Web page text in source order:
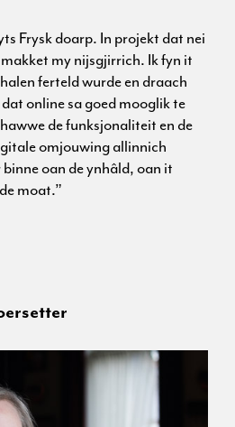
Frysk doarp. In projekt dat nei
my nijsgjirrich. Ik fyn it
ferteld wurde en draach
online sa goed mooglik te
de funksjonaliteit en de
omjouwing allinnich
oan de ynhâld, oan it
moat.”